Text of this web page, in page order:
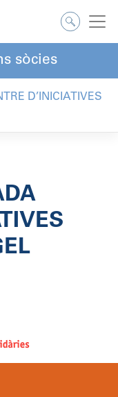
sòcies
D’INICIATIVES